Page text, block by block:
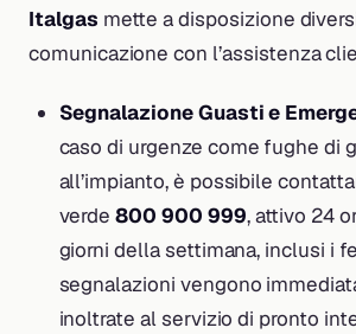
Italgas mette a disposizione
comunicazione con l’assistenza
Segnalazione Guasti e
caso di urgenze come fughe di
all’impianto, è possibile
verde800 900 999, attivo 24
giorni della settimana, inclusi i
segnalazioni vengono
inoltrate al servizio di pronto